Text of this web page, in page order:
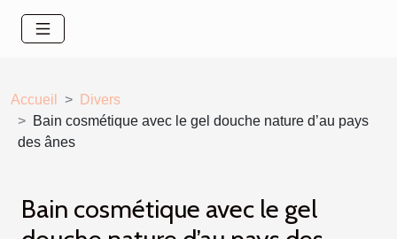
Accueil
Divers
Bain cosmétique avec le gel douche nature d’au pays
des ânes
Bain cosmétique avec le gel